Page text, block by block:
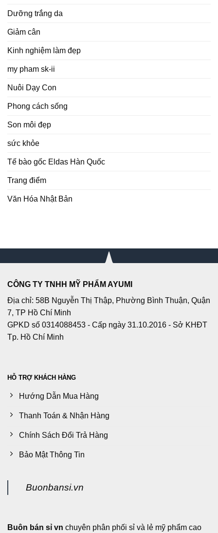
Dưỡng trắng da
Giảm cân
Kinh nghiệm làm đẹp
my pham sk-ii
Nuôi Dạy Con
Phong cách sống
Son môi đẹp
sức khỏe
Tế bào gốc Eldas Hàn Quốc
Trang điểm
Văn Hóa Nhật Bản
CÔNG TY TNHH MỸ PHẨM AYUMI
Địa chỉ: 58B Nguyễn Thị Thập, Phường Bình Thuận, Quận
7, TP Hồ Chí Minh
GPKD số 0314088453 - Cấp ngày 31.10.2016 - Sở KHĐT
Tp. Hồ Chí Minh
HỖ TRỢ KHÁCH HÀNG
Hướng Dẫn Mua Hàng
Thanh Toán & Nhận Hàng
Chính Sách Đổi Trả Hàng
Bảo Mật Thông Tin
Buonbansi.vn
Buôn bán sỉ vn chuyên phân phối sỉ và lẻ mỹ phẩm cao